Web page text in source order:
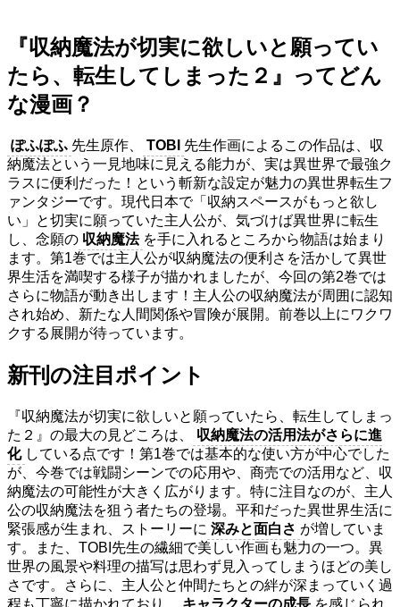
『収納魔法が切実に欲しいと願ってい
たら、転生してしまった２』ってどん
な漫画？
ぽふぽふ 先生原作、 TOBI 先生作画によるこの作品は、収
納魔法という一見地味に見える能力が、実は異世界で最強ク
ラスに便利だった！という斬新な設定が魅力の異世界転生フ
ァンタジーです。現代日本で「収納スペースがもっと欲し
い」と切実に願っていた主人公が、気づけば異世界に転生
し、念願の 収納魔法 を手に入れるところから物語は始まり
ます。第1巻では主人公が収納魔法の便利さを活かして異世
界生活を満喫する様子が描かれましたが、今回の第2巻では
さらに物語が動き出します！主人公の収納魔法が周囲に認知
され始め、新たな人間関係や冒険が展開。前巻以上にワクワ
クする展開が待っています。
新刊の注目ポイント
『収納魔法が切実に欲しいと願っていたら、転生してしまっ
た２』の最大の見どころは、
収納魔法の活用法がさらに進
化 している点です！第1巻では基本的な使い方が中心でした
が、今巻では戦闘シーンでの応用や、商売での活用など、収
納魔法の可能性が大きく広がります。特に注目なのが、主人
公の収納魔法を狙う者たちの登場。平和だった異世界生活に
緊張感が生まれ、ストーリーに 深みと面白さ が増していま
す。また、TOBI先生の繊細で美しい作画も魅力の一つ。異
世界の風景や料理の描写は思わず見入ってしまうほどの美し
さです。さらに、主人公と仲間たちとの絆が深まっていく過
程も丁寧に描かれており、
キャラクターの成長 を感じられ